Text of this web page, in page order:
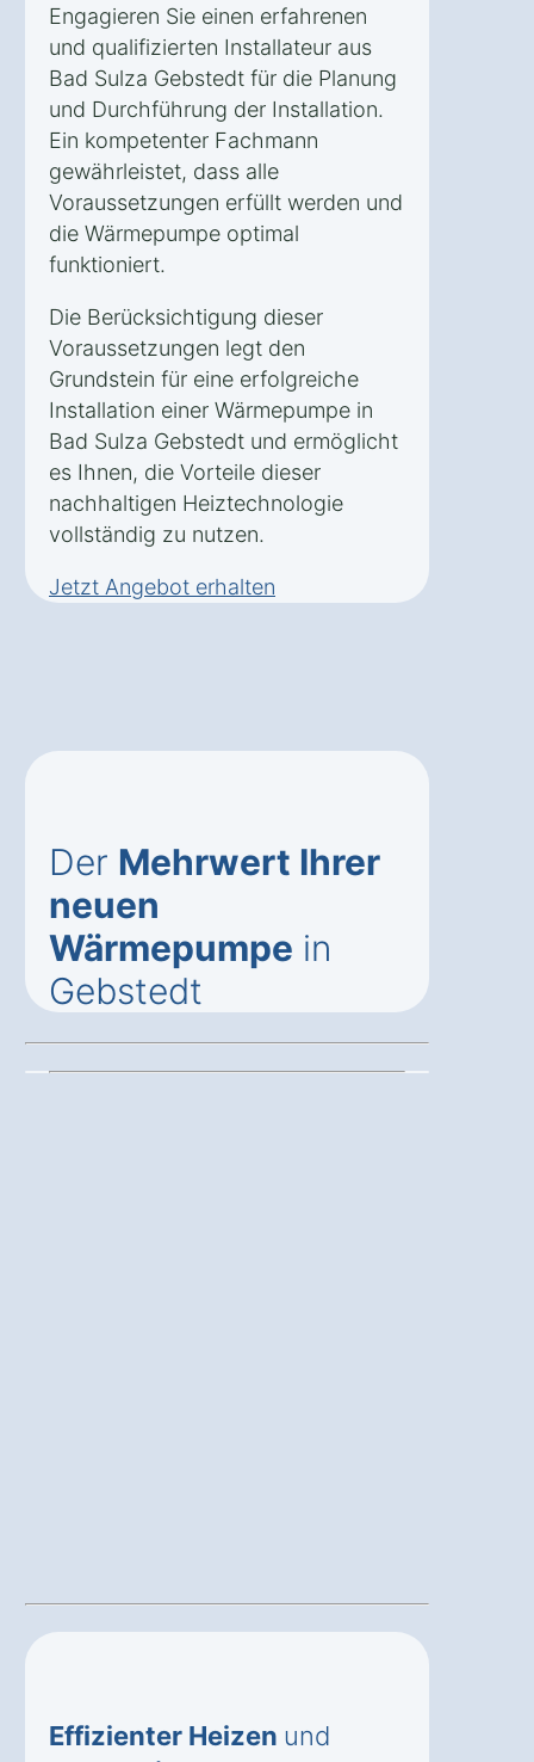
Engagieren Sie einen erfahrenen
und qualifizierten Installateur aus
Bad Sulza Gebstedt für die Planung
und Durchführung der Installation.
Ein kompetenter Fachmann
gewährleistet, dass alle
Voraussetzungen erfüllt werden und
die Wärmepumpe optimal
funktioniert.
Die Berücksichtigung dieser
Voraussetzungen legt den
Grundstein für eine erfolgreiche
Installation einer Wärmepumpe in
Bad Sulza Gebstedt und ermöglicht
es Ihnen, die Vorteile dieser
nachhaltigen Heiztechnologie
vollständig zu nutzen.
Jetzt Angebot erhalten
Der Mehrwert Ihrer
neuen
Wärmepumpe in
Gebstedt
Effizienter Heizen und